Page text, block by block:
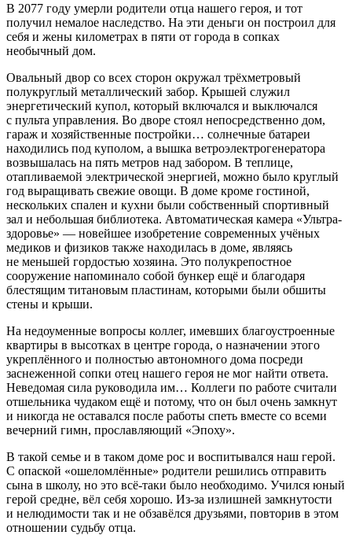
В 2077 году умерли родители отца нашего героя, и тот
получил немалое наследство. На эти деньги он построил для
себя и жены километрах в пяти от города в сопках
необычный дом.
Овальный двор со всех сторон окружал трёхметровый
полукруглый металлический забор. Крышей служил
энергетический купол, который включался и выключался
с пульта управления. Во дворе стоял непосредственно дом,
гараж и хозяйственные постройки… солнечные батареи
находились под куполом, а вышка ветроэлектрогенератора
возвышалась на пять метров над забором. В теплице,
отапливаемой электрической энергией, можно было круглый
год выращивать свежие овощи. В доме кроме гостиной,
нескольких спален и кухни были собственный спортивный
зал и небольшая библиотека. Автоматическая камера «Ультра-
здоровье» — новейшее изобретение современных учёных
медиков и физиков также находилась в доме, являясь
не меньшей гордостью хозяина. Это полукрепостное
сооружение напоминало собой бункер ещё и благодаря
блестящим титановым пластинам, которыми были обшиты
стены и крыши.
На недоуменные вопросы коллег, имевших благоустроенные
квартиры в высотках в центре города, о назначении этого
укреплённого и полностью автономного дома посреди
заснеженной сопки отец нашего героя не мог найти ответа.
Неведомая сила руководила им… Коллеги по работе считали
отшельника чудаком ещё и потому, что он был очень замкнут
и никогда не оставался после работы спеть вместе со всеми
вечерний гимн, прославляющий «Эпоху».
В такой семье и в таком доме рос и воспитывался наш герой.
С опаской «ошеломлённые» родители решились отправить
сына в школу, но это всё-таки было необходимо. Учился юный
герой средне, вёл себя хорошо. Из-за излишней замкнутости
и нелюдимости так и не обзавёлся друзьями, повторив в этом
отношении судьбу отца.